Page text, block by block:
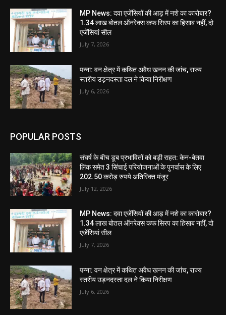
MP News: दवा एजेंसियों की आड़ में नशे का कारोबार?
1.34 लाख बोतल ऑनरेक्स कफ सिरप का हिसाब नहीं, दो
एजेंसियां सील
July 7, 2026
पन्ना: वन क्षेत्र में कथित अवैध खनन की जांच, राज्य
स्तरीय उड़नदस्ता दल ने किया निरीक्षण
July 6, 2026
POPULAR POSTS
संघर्ष के बीच डूब प्रभावितों को बड़ी राहत: केन-बेतवा
लिंक समेत 3 सिंचाई परियोजनाओं के पुनर्वास के लिए
202.50 करोड़ रुपये अतिरिक्त मंजूर
July 12, 2026
MP News: दवा एजेंसियों की आड़ में नशे का कारोबार?
1.34 लाख बोतल ऑनरेक्स कफ सिरप का हिसाब नहीं, दो
एजेंसियां सील
July 7, 2026
पन्ना: वन क्षेत्र में कथित अवैध खनन की जांच, राज्य
स्तरीय उड़नदस्ता दल ने किया निरीक्षण
July 6, 2026